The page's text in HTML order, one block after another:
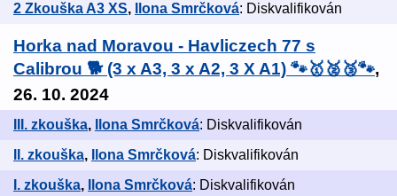
2 Zkouška A3 XS, Ilona Smrčková: Diskvalifikován
Horka nad Moravou - Havliczech 77 s
Calibrou 🐕 (3 x A3, 3 x A2, 3 X A1) 🐾🥇🥈🥉🐾,
26. 10. 2024
III. zkouška, Ilona Smrčková: Diskvalifikován
II. zkouška, Ilona Smrčková: Diskvalifikován
I. zkouška, Ilona Smrčková: Diskvalifikován